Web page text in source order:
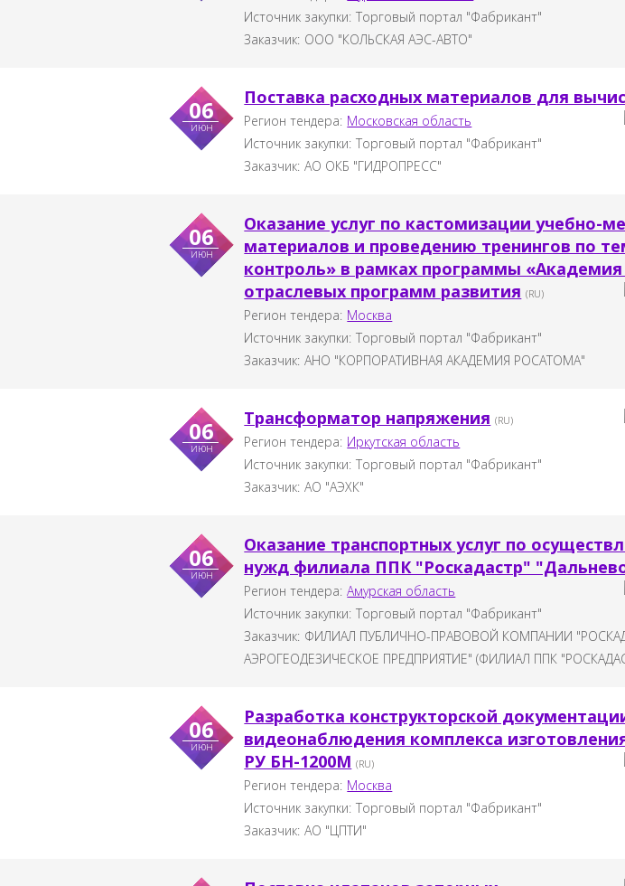
Источник закупки: Торговый портал "Фабрикант"
Заказчик: ООО "КОЛЬСКАЯ АЭС-АВТО"
06
июн
Поставка расходных материалов для
Регион тендера: Московская область
Источник закупки: Торговый портал "Фабрикант"
Заказчик: АО ОКБ "ГИДРОПРЕСС"
06
июн
Оказание услуг по кастомизации учебно-
материалов и проведению тренингов по
контроль» в рамках программы
отраслевых программ развития (RU)
Регион тендера: Москва
Источник закупки: Торговый портал "Фабрикант"
Заказчик: АНО "КОРПОРАТИВНАЯ АКАДЕМИЯ РОСАТОМА"
06
июн
Трансформатор напряжения (RU)
Регион тендера: Иркутская область
Источник закупки: Торговый портал "Фабрикант"
Заказчик: АО "АЭХК"
06
июн
Оказание транспортных услуг по
нужд филиала ППК "Роскадастр"
Регион тендера: Амурская область
Источник закупки: Торговый портал "Фабрикант"
Заказчик: ФИЛИАЛ ПУБЛИЧНО-ПРАВОВОЙ КОМПАНИИ
АЭРОГЕОДЕЗИЧЕСКОЕ ПРЕДПРИЯТИЕ" (ФИЛИАЛ ППК
06
июн
Разработка конструкторской
видеонаблюдения комплекса
РУ БН-1200М (RU)
Регион тендера: Москва
Источник закупки: Торговый портал "Фабрикант"
Заказчик: АО "ЦПТИ"